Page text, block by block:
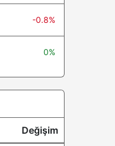
-0.8%
0%
Değişim